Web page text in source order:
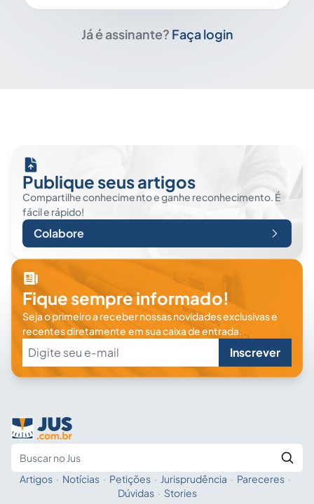
Já é assinante? Faça login
Publique seus artigos
Compartilhe conhecimento e ganhe reconhecimento. É
fácil e rápido!
Colabore
Fique sempre informado!
Seja o primeiro a receber nossas novidades exclusivas e
recentes diretamente em sua caixa de entrada.
Inscrever
Fale com a IA
Artigos · Notícias · Petições · Jurisprudência · Pareceres ·
Dúvidas · Stories